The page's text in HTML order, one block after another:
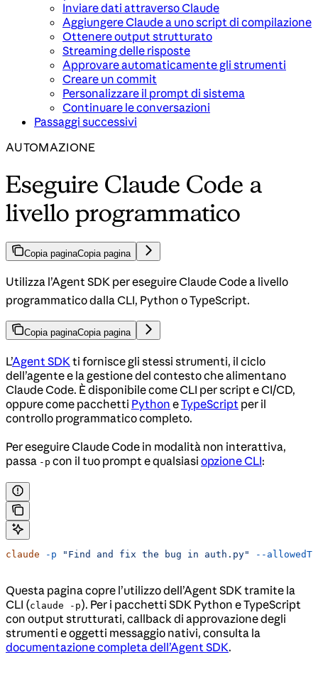
Inviare dati attraverso Claude
Aggiungere Claude a uno script di compilazione
Ottenere output strutturato
Streaming delle risposte
Approvare automaticamente gli strumenti
Creare un commit
Personalizzare il prompt di sistema
Continuare le conversazioni
Passaggi successivi
AUTOMAZIONE
Eseguire Claude Code a
livello programmatico
Copia paginaCopia pagina
Utilizza l’Agent SDK per eseguire Claude Code a livello
programmatico dalla CLI, Python o TypeScript.
Copia paginaCopia pagina
L’Agent SDKti fornisce gli stessi strumenti, il ciclo
dell’agente e la gestione del contesto che alimentano
Claude Code. È disponibile come CLI per script e CI/CD,
oppure come pacchetti Python eTypeScript per il
controllo programmatico completo.
Per eseguire Claude Code in modalità non interattiva,
passa -p con il tuo prompt e qualsiasi opzione CLI:
claude -p "Find and fix the bug in auth.py" --
Questa pagina copre l’utilizzo dell’Agent SDK tramite la
CLI (claude -p). Per i pacchetti SDK Python e TypeScript
con output strutturati, callback di approvazione degli
strumenti e oggetti messaggio nativi, consulta la
documentazione completa dell’Agent SDK.